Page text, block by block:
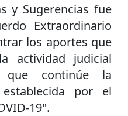
y Sugerencias fue
Extraordinario
los aportes que
actividad judicial
continúe la
por el
19".